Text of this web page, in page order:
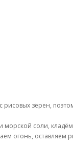
зёрен,
соли,
огонь,